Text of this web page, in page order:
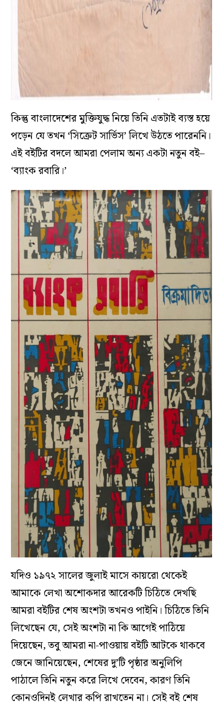
কিন্তু বাংলাদেশের মুক্তিযুদ্ধ নিয়ে তিনি এতটাই ব্যস্ত হয়ে
পড়েন যে তখন ‘সিক্রেট সার্ভিস’ লিখে উঠতে পারেননি।
এই বইটির বদলে আমরা পেলাম অন্য একটা নতুন বই–
‘ব্যাংক রবারি।’
যদিও ১৯৭২ সালের জুলাই মাসে কায়রো থেকেই
আমাকে লেখা অশোকদার আরেকটি চিঠিতে দেখছি
আমরা বইটির শেষ অংশটা তখনও পাইনি। চিঠিতে তিনি
লিখেছেন যে, সেই অংশটা না কি আগেই পাঠিয়ে
দিয়েছেন, তবু আমরা না-পাওয়ায় বইটি আটকে থাকবে
জেনে জানিয়েছেন, শেষের দু’টি পৃষ্ঠার অনুলিপি
পাঠালে তিনি নতুন করে লিখে দেবেন, কারণ তিনি
কোনওদিনই লেখার কপি রাখতেন না। সেই বই শেষ